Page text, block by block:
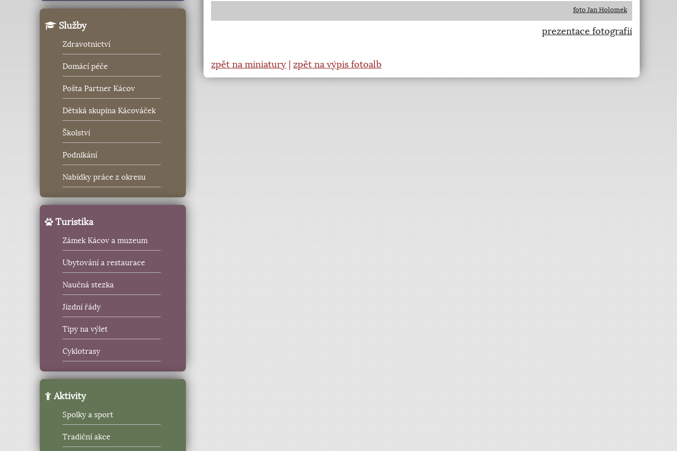
Služby
Zdravotnictví
Domácí péče
Pošta Partner Kácov
Dětská skupina Kácováček
Školství
Podnikání
Nabídky práce z okresu
Turistika
Zámek Kácov a muzeum
Ubytování a restaurace
Naučná stezka
Jízdní řády
Tipy na výlet
Cyklotrasy
Aktivity
Spolky a sport
Tradiční akce
foto Jan Holomek
prezentace fotografií
zpět na miniatury |zpět na výpis fotoalb